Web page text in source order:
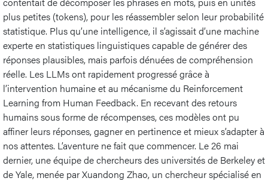
plus petites (tokens), pour les réassembler selon leur probabilité
statistique. Plus qu’une intelligence, il s’agissait d’une machine
experte en statistiques linguistiques capable de générer des
réponses plausibles, mais parfois dénuées de compréhension
réelle. Les LLMs ont rapidement progressé grâce à
l’intervention humaine et au mécanisme du Reinforcement
Learning from Human Feedback. En recevant des retours
humains sous forme de récompenses, ces modèles ont pu
affiner leurs réponses, gagner en pertinence et mieux s’adapter à
nos attentes. L’aventure ne fait que commencer. Le 26 mai
dernier, une équipe de chercheurs des universités de Berkeley et
de Yale, menée par Xuandong Zhao, un chercheur spécialisé en